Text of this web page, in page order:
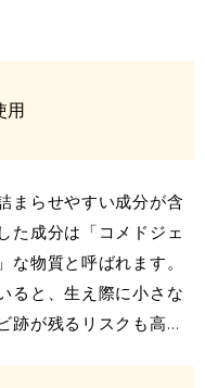
用
まらせやすい成分が含
た成分は「コメドジェ
物質と呼ばれます。
ると、生え際に小さな
跡が残るリスクも高ま